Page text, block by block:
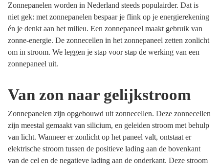
Zonnepanelen worden in Nederland steeds populairder. Dat is
niet gek: met zonnepanelen bespaar je flink op je energierekening
én je denkt aan het milieu. Een zonnepaneel maakt gebruik van
zonne-energie. De zonnecellen in het zonnepaneel zetten zonlicht
om in stroom. We leggen je stap voor stap de werking van een
zonnepaneel uit.
Van zon naar gelijkstroom
Zonnepanelen zijn opgebouwd uit zonnecellen. Deze zonnecellen
zijn meestal gemaakt van silicium, en geleiden stroom met behulp
van licht. Wanneer er zonlicht op het paneel valt, ontstaat er
elektrische stroom tussen de positieve lading aan de bovenkant
van de cel en de negatieve lading aan de onderkant. Deze stroom